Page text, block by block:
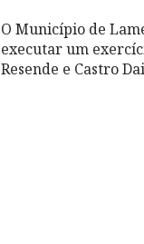
O Município de
executar um
Resende e Castro